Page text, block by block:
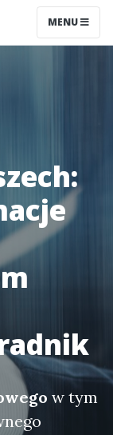
MENU
w tym